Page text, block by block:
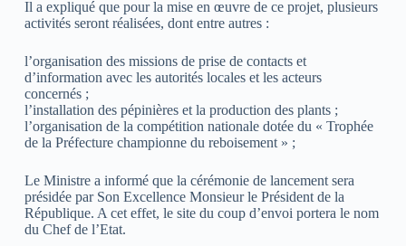
Il a expliqué que pour la mise en œuvre de ce projet, plusieurs
activités seront réalisées, dont entre autres :
l’organisation des missions de prise de contacts et
d’information avec les autorités locales et les acteurs
concernés ;
l’installation des pépinières et la production des plants ;
l’organisation de la compétition nationale dotée du « Trophée
de la Préfecture championne du reboisement » ;
Le Ministre a informé que la cérémonie de lancement sera
présidée par Son Excellence Monsieur le Président de la
République. A cet effet, le site du coup d’envoi portera le nom
du Chef de l’Etat.